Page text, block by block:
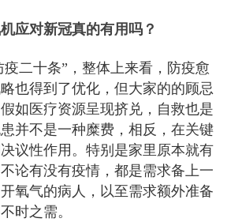
应对新冠真的有用吗？
二十条”，整体上来看，防疫愈
也得到了优化，但大家的的顾忌
如医疗资源呈现挤兑，自救也是
并不是一种糜费，相反，在关键
议性作用。特别是家里原本就有
论有没有疫情，都是需求备上一
氧气的病人，以至需求额外准备
时之需。